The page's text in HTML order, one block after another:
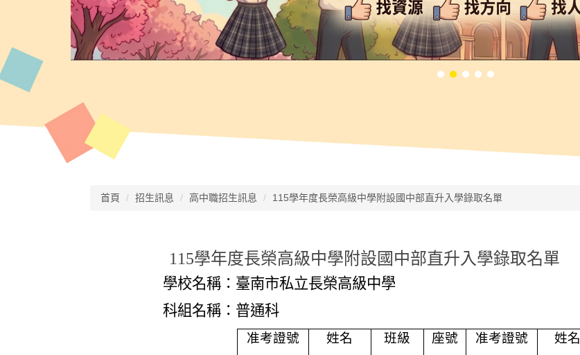
首頁 招生訊息 高中職招生訊息 115學年度長榮高級中學附設國中部直升入學錄取名單
115學年度長榮高級中學附設國中部直升入學錄取名單
學校名稱：臺南市私立長榮高級中學
科組名稱： 普通科
准考證號 姓名 班級 座號 准考證號 姓名